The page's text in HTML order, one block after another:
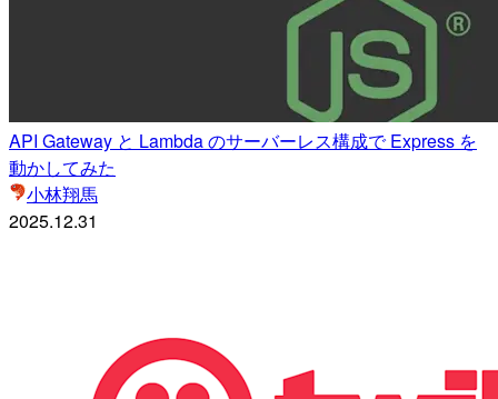
API Gateway と Lambda のサーバーレス構成で Express を
動かしてみた
小林翔馬
2025.12.31